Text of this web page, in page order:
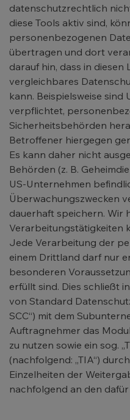
datenschutzrechtlich
diese Tools aktiv sind,
personenbezogenen
übertragen und dort
darauf hin, dass in diesen
vergleichbares
kann. Beispielsweise sind
verpflichtet,
Sicherheitsbehörden
Betroffener hiergegen
Es kann daher nicht
Behörden (z. B.
US-Unternehmen
Überwachungszwecken
dauerhaft speichern. Wir
Verarbeitungstätigkeiten
Jede Verarbeitung der
einem Drittland darf nur
besonderen
erfüllt sind. Dies schließt
von Standard
SCC“) mit dem
Auftragnehmer das
zu nutzen sowie ein sog.
(nachfolgend: „TIA“)
Einzelheiten der
nachfolgend an den